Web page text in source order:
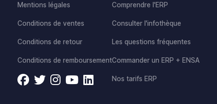
Mentions légales
Conditions de ventes
Conditions de retour
Conditions de remboursement
Comprendre l'ERP
Consulter l'infothèque
Les questions fréquentes
Commander un ERP + ENSA
Nos tarifs ERP